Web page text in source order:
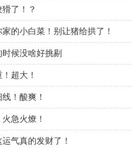
了！？
的小白菜！别让猪给拱了！
候没啥好挑剔
超大！
！酸爽！
急火燎！
气真的发财了！